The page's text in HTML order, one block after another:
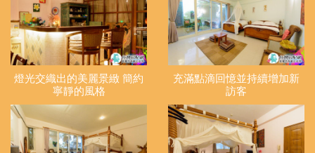
燈光交織出的美麗景緻 簡約
寧靜的風格
充滿點滴回憶並持續增加新
訪客